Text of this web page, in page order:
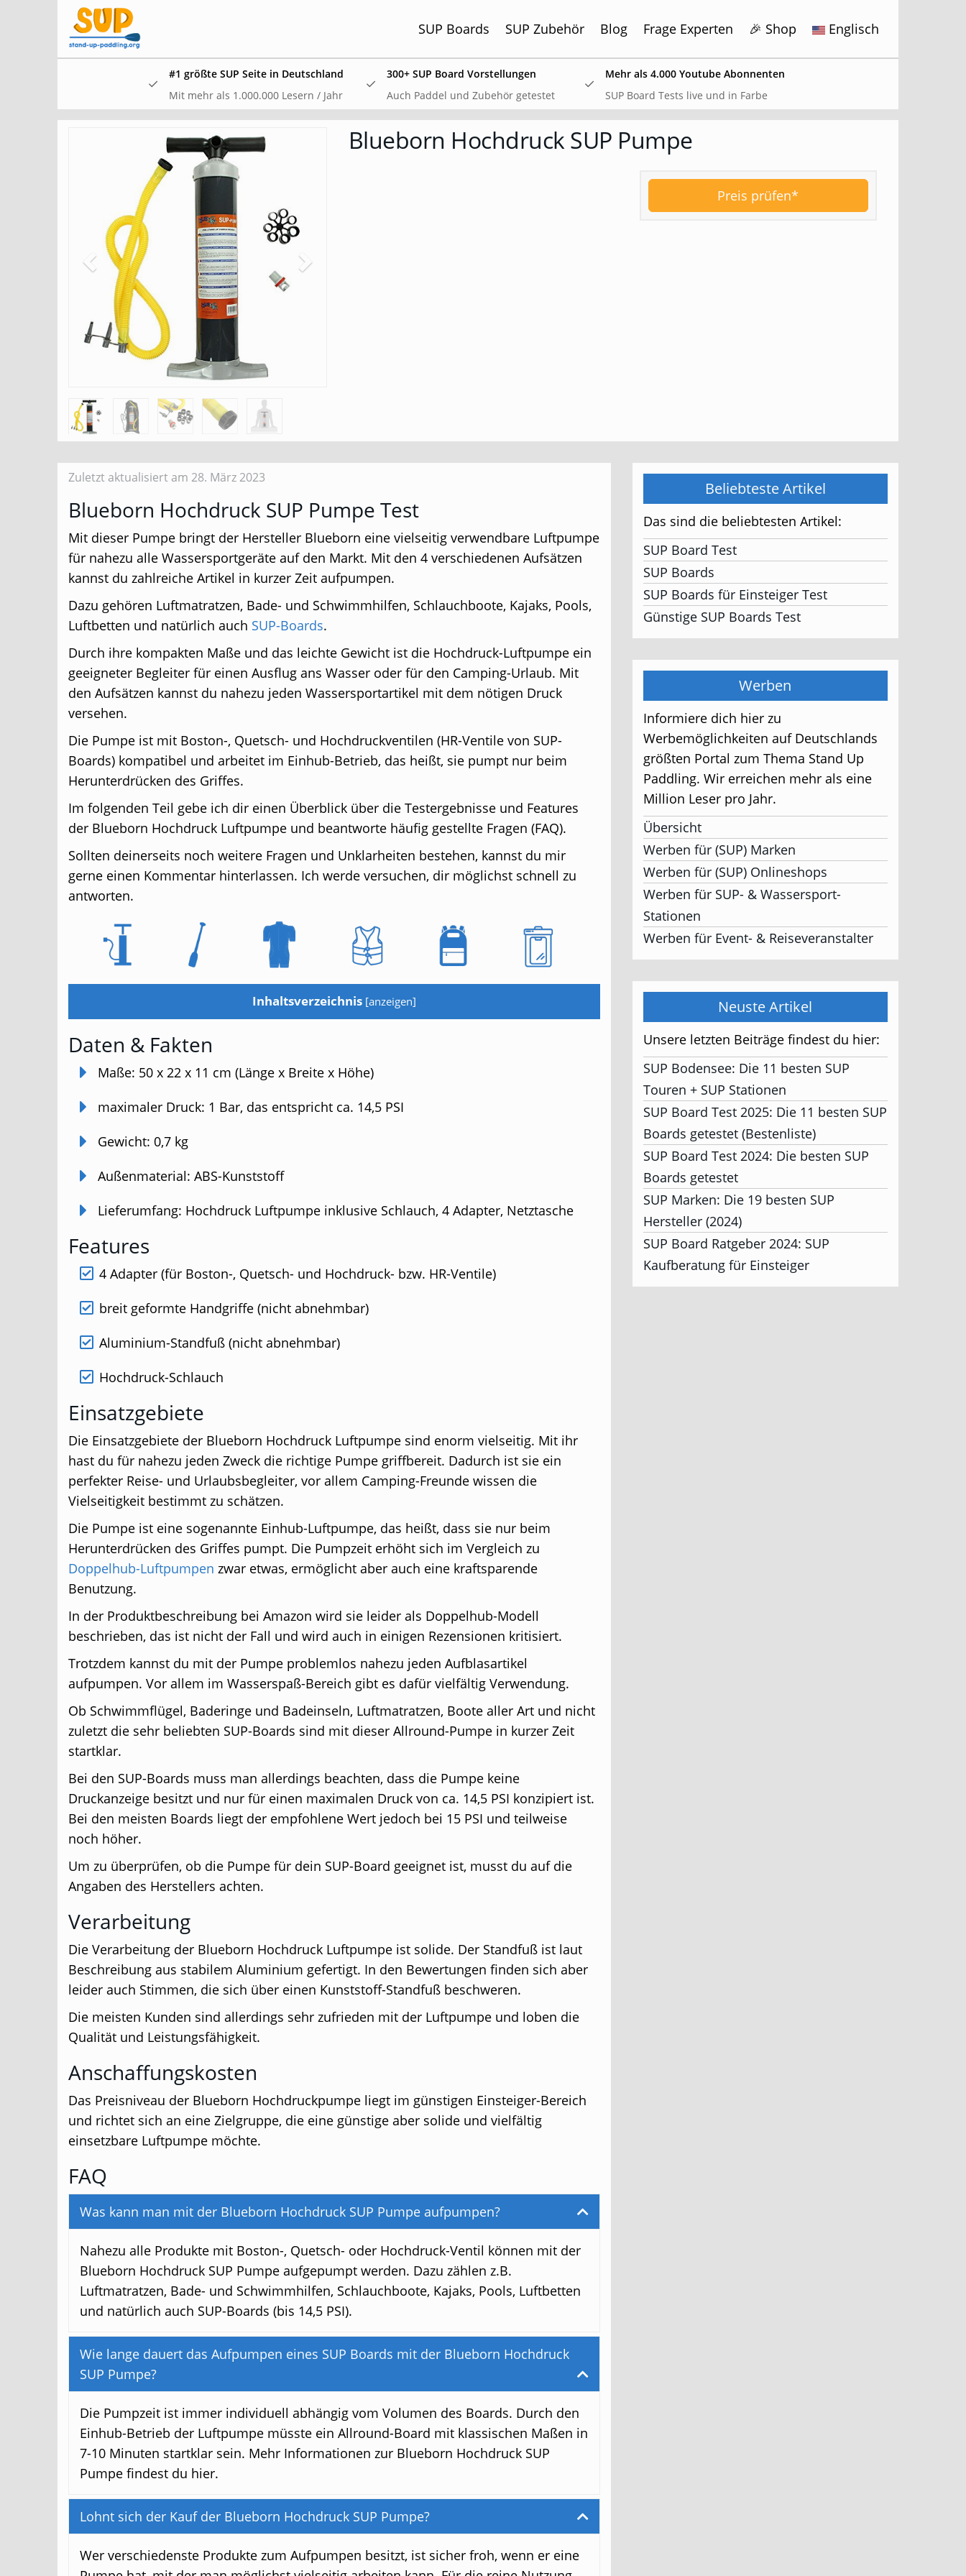
SUP Boards SUP Zubehör Blog Frage Experten 🎉 Shop Englisch
#1 größte SUP Seite in Deutschland
Mit mehr als 1.000.000 Lesern / Jahr
300+ SUP Board Vorstellungen
Auch Paddel und Zubehör getestet
Mehr als 4.000 Youtube Abonnenten
SUP Board Tests live und in Farbe
Blueborn Hochdruck SUP Pumpe
Preis prüfen*
Zuletzt aktualisiert am 28. März 2023
Blueborn Hochdruck SUP Pumpe Test
Mit dieser Pumpe bringt der Hersteller Blueborn eine vielseitig verwendbare Luftpumpe
für nahezu alle Wassersportgeräte auf den Markt. Mit den 4 verschiedenen Aufsätzen
kannst du zahlreiche Artikel in kurzer Zeit aufpumpen.
Dazu gehören Luftmatratzen, Bade- und Schwimmhilfen, Schlauchboote, Kajaks, Pools,
Luftbetten und natürlich auch SUP-Boards.
Durch ihre kompakten Maße und das leichte Gewicht ist die Hochdruck-Luftpumpe ein
geeigneter Begleiter für einen Ausflug ans Wasser oder für den Camping-Urlaub. Mit
den Aufsätzen kannst du nahezu jeden Wassersportartikel mit dem nötigen Druck
versehen.
Die Pumpe ist mit Boston-, Quetsch- und Hochdruckventilen (HR-Ventile von SUP-
Boards) kompatibel und arbeitet im Einhub-Betrieb, das heißt, sie pumpt nur beim
Herunterdrücken des Griffes.
Im folgenden Teil gebe ich dir einen Überblick über die Testergebnisse und Features
der Blueborn Hochdruck Luftpumpe und beantworte häufig gestellte Fragen (FAQ).
Sollten deinerseits noch weitere Fragen und Unklarheiten bestehen, kannst du mir
gerne einen Kommentar hinterlassen. Ich werde versuchen, dir möglichst schnell zu
antworten.
Inhaltsverzeichnis [anzeigen]
Daten & Fakten
Maße: 50 x 22 x 11 cm (Länge x Breite x Höhe)
maximaler Druck: 1 Bar, das entspricht ca. 14,5 PSI
Gewicht: 0,7 kg
Außenmaterial: ABS-Kunststoff
Lieferumfang: Hochdruck Luftpumpe inklusive Schlauch, 4 Adapter, Netztasche
Features
4 Adapter (für Boston-, Quetsch- und Hochdruck- bzw. HR-Ventile)
breit geformte Handgriffe (nicht abnehmbar)
Aluminium-Standfuß (nicht abnehmbar)
Hochdruck-Schlauch
Einsatzgebiete
Die Einsatzgebiete der Blueborn Hochdruck Luftpumpe sind enorm vielseitig. Mit ihr
hast du für nahezu jeden Zweck die richtige Pumpe griffbereit. Dadurch ist sie ein
perfekter Reise- und Urlaubsbegleiter, vor allem Camping-Freunde wissen die
Vielseitigkeit bestimmt zu schätzen.
Die Pumpe ist eine sogenannte Einhub-Luftpumpe, das heißt, dass sie nur beim
Herunterdrücken des Griffes pumpt. Die Pumpzeit erhöht sich im Vergleich zu
Doppelhub-Luftpumpen zwar etwas, ermöglicht aber auch eine kraftsparende
Benutzung.
In der Produktbeschreibung bei Amazon wird sie leider als Doppelhub-Modell
beschrieben, das ist nicht der Fall und wird auch in einigen Rezensionen kritisiert.
Trotzdem kannst du mit der Pumpe problemlos nahezu jeden Aufblasartikel
aufpumpen. Vor allem im Wasserspaß-Bereich gibt es dafür vielfältig Verwendung.
Ob Schwimmflügel, Baderinge und Badeinseln, Luftmatratzen, Boote aller Art und nicht
zuletzt die sehr beliebten SUP-Boards sind mit dieser Allround-Pumpe in kurzer Zeit
startklar.
Bei den SUP-Boards muss man allerdings beachten, dass die Pumpe keine
Druckanzeige besitzt und nur für einen maximalen Druck von ca. 14,5 PSI konzipiert ist.
Bei den meisten Boards liegt der empfohlene Wert jedoch bei 15 PSI und teilweise
noch höher.
Um zu überprüfen, ob die Pumpe für dein SUP-Board geeignet ist, musst du auf die
Angaben des Herstellers achten.
Verarbeitung
Die Verarbeitung der Blueborn Hochdruck Luftpumpe ist solide. Der Standfuß ist laut
Beschreibung aus stabilem Aluminium gefertigt. In den Bewertungen finden sich aber
leider auch Stimmen, die sich über einen Kunststoff-Standfuß beschweren.
Die meisten Kunden sind allerdings sehr zufrieden mit der Luftpumpe und loben die
Qualität und Leistungsfähigkeit.
Anschaffungskosten
Das Preisniveau der Blueborn Hochdruckpumpe liegt im günstigen Einsteiger-Bereich
und richtet sich an eine Zielgruppe, die eine günstige aber solide und vielfältig
einsetzbare Luftpumpe möchte.
FAQ
Was kann man mit der Blueborn Hochdruck SUP Pumpe aufpumpen?
Nahezu alle Produkte mit Boston-, Quetsch- oder Hochdruck-Ventil können mit der
Blueborn Hochdruck SUP Pumpe aufgepumpt werden. Dazu zählen z.B.
Luftmatratzen, Bade- und Schwimmhilfen, Schlauchboote, Kajaks, Pools, Luftbetten
und natürlich auch SUP-Boards (bis 14,5 PSI).
Wie lange dauert das Aufpumpen eines SUP Boards mit der Blueborn Hochdruck
SUP Pumpe?
Die Pumpzeit ist immer individuell abhängig vom Volumen des Boards. Durch den
Einhub-Betrieb der Luftpumpe müsste ein Allround-Board mit klassischen Maßen in
7-10 Minuten startklar sein. Mehr Informationen zur Blueborn Hochdruck SUP
Pumpe findest du hier.
Lohnt sich der Kauf der Blueborn Hochdruck SUP Pumpe?
Wer verschiedenste Produkte zum Aufpumpen besitzt, ist sicher froh, wenn er eine
Beliebteste Artikel
Das sind die beliebtesten Artikel:
SUP Board Test
SUP Boards
SUP Boards für Einsteiger Test
Günstige SUP Boards Test
Werben
Informiere dich hier zu
Werbemöglichkeiten auf Deutschlands
größten Portal zum Thema Stand Up
Paddling. Wir erreichen mehr als eine
Million Leser pro Jahr.
Übersicht
Werben für (SUP) Marken
Werben für (SUP) Onlineshops
Werben für SUP- & Wassersport-
Stationen
Werben für Event- & Reiseveranstalter
Neuste Artikel
Unsere letzten Beiträge findest du hier:
SUP Bodensee: Die 11 besten SUP
Touren + SUP Stationen
SUP Board Test 2025: Die 11 besten SUP
Boards getestet (Bestenliste)
SUP Board Test 2024: Die besten SUP
Boards getestet
SUP Marken: Die 19 besten SUP
Hersteller (2024)
SUP Board Ratgeber 2024: SUP
Kaufberatung für Einsteiger
SSV: Große Bluefin Sonderangebote
In unserem SUP Board Test 2024 haben wir alle aktuellen Bluefin Boards getestet
und waren überzeugt! Aktuell gib es wieder großeBluefin Sonderangebote hier
x